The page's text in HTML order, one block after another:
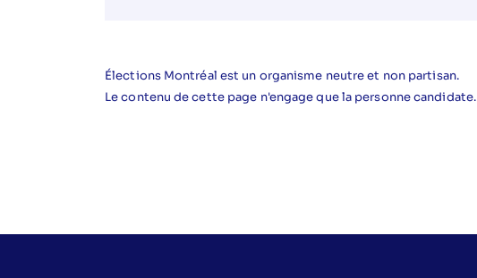
Élections Montréal est un organisme neutre et non partisan.
Le contenu de cette page n'engage que la personne candidate.